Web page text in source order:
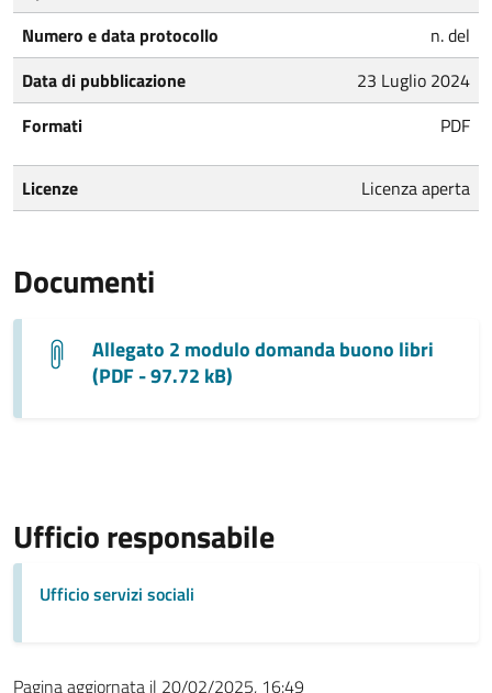
Numero e data protocollo
n. del
Data di pubblicazione
23 Luglio 2024
Formati
PDF
Licenze Licenza aperta
Documenti
Allegato 2 modulo domanda buono libri
(PDF - 97.72 kB)
Ufficio responsabile
Ufficio servizi sociali
Pagina aggiornata il 20/02/2025, 16:49